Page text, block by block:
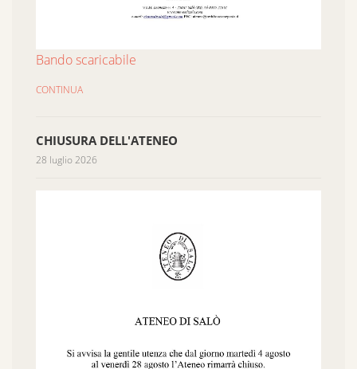
Bando scaricabile
CONTINUA
CHIUSURA DELL'ATENEO
28 luglio 2026